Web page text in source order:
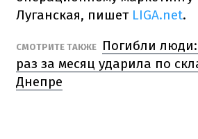
Луганская, пишет LIGA.net.
СМОТРИТЕ ТАКЖЕ
Погибли
раз за месяц ударила по
Днепре